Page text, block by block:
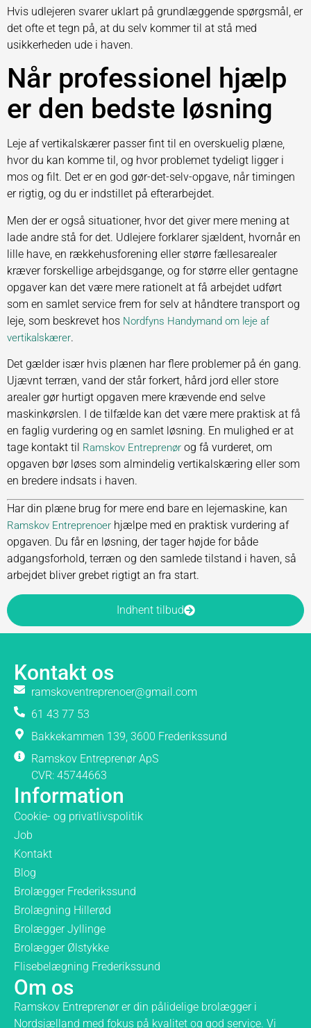
Hvis udlejeren svarer uklart på grundlæggende spørgsmål, er
det ofte et tegn på, at du selv kommer til at stå med
usikkerheden ude i haven.
Når professionel hjælp
er den bedste løsning
Leje af vertikalskærer passer fint til en overskuelig plæne,
hvor du kan komme til, og hvor problemet tydeligt ligger i
mos og filt. Det er en god gør-det-selv-opgave, når timingen
er rigtig, og du er indstillet på efterarbejdet.
Men der er også situationer, hvor det giver mere mening at
lade andre stå for det. Udlejere forklarer sjældent, hvornår en
lille have, en rækkehusforening eller større fællesarealer
kræver forskellige arbejdsgange, og for større eller gentagne
opgaver kan det være mere rationelt at få arbejdet udført
som en samlet service frem for selv at håndtere transport og
leje, som beskrevet hos Nordfyns Handymand om leje af
vertikalskærer.
Det gælder især hvis plænen har flere problemer på én gang.
Ujævnt terræn, vand der står forkert, hård jord eller store
arealer gør hurtigt opgaven mere krævende end selve
maskinkørslen. I de tilfælde kan det være mere praktisk at få
en faglig vurdering og en samlet løsning. En mulighed er at
tage kontakt til Ramskov Entreprenør og få vurderet, om
opgaven bør løses som almindelig vertikalskæring eller som
en bredere indsats i haven.
Har din plæne brug for mere end bare en lejemaskine, kan
Ramskov Entreprenoer hjælpe med en praktisk vurdering af
opgaven. Du får en løsning, der tager højde for både
adgangsforhold, terræn og den samlede tilstand i haven, så
arbejdet bliver grebet rigtigt an fra start.
Indhent tilbud
Kontakt os
ramskoventreprenoer@gmail.com
61 43 77 53
Bakkekammen 139, 3600 Frederikssund
Ramskov Entreprenør ApS
CVR: 45744663
Information
Cookie- og privatlivspolitik
Job
Kontakt
Blog
Brolægger Frederikssund
Brolægning Hillerød
Brolægger Jyllinge
Brolægger Ølstykke
Flisebelægning Frederikssund
Om os
Ramskov Entreprenør er din pålidelige brolægger i
Nordsjælland med fokus på kvalitet og god service. Vi